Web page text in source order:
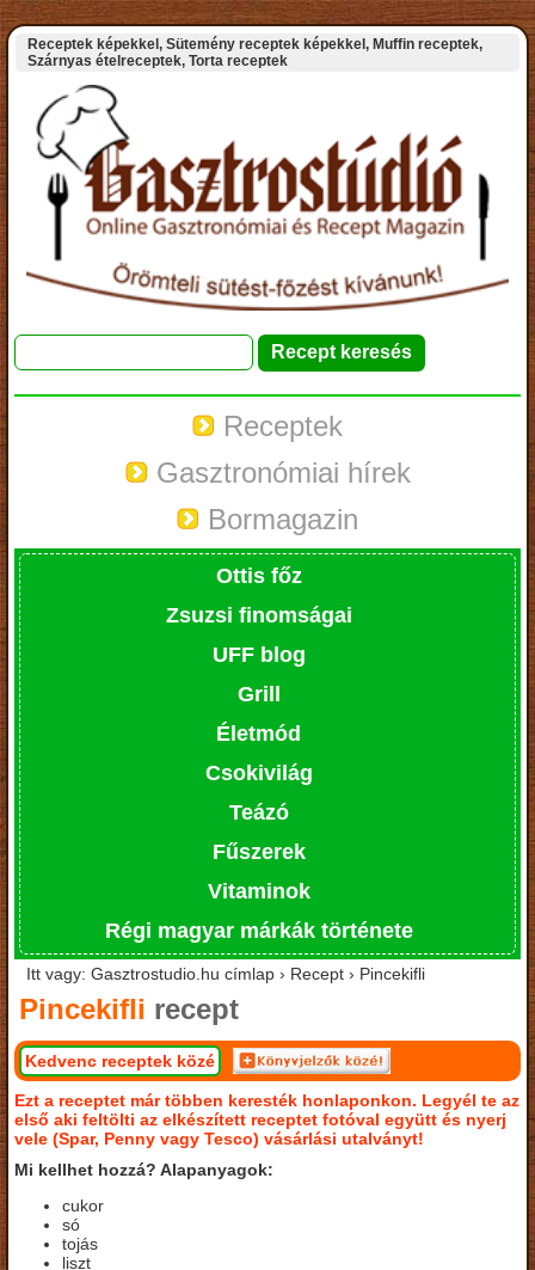
Receptek képekkel, Sütemény receptek képekkel, Muffin receptek,
Szárnyas ételreceptek, Torta receptek
Receptek
Gasztronómiai hírek
Bormagazin
Ottis főz
Zsuzsi finomságai
UFF blog
Grill
Életmód
Csokivilág
Teázó
Fűszerek
Vitaminok
Régi magyar márkák története
Itt vagy: Gasztrostudio.hu címlap › Recept › Pincekifli
Pincekifli recept
Kedvenc receptek közé
Ezt a receptet már többen keresték honlaponkon. Legyél te az
első aki feltölti az elkészített receptet fotóval együtt és nyerj
vele (Spar, Penny vagy Tesco) vásárlási utalványt!
Mi kellhet hozzá? Alapanyagok:
cukor
só
tojás
liszt